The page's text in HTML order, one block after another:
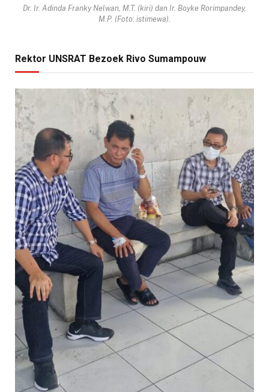
Dr. Ir. Adinda Franky Nelwan, M.T. (kiri) dan Ir. Boyke Rorimpandey,
M.P. (Foto: istimewa).
Rektor UNSRAT Bezoek Rivo Sumampouw